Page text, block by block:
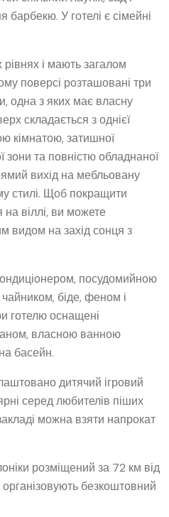
У готелі є сімейні
і мають загалом
поверсі розташовані три
одна з яких має власну
складається з однієї
кімнатою, затишної
зони та повністю обладнаної
вихід на мебльовану
стилі. Щоб покращити
віллі, ви можете
видом на захід сонця з
посудомийною
біде, феном і
готелю оснащені
власною ванною
басейн.
дитячий ігровий
серед любителів піших
можна взяти напрокат
розміщений за 72 км від
безкоштовний